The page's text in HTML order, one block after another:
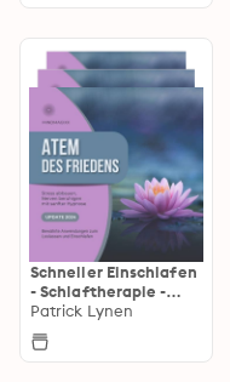
Schneller Einschlafen
- Schlaftherapie -
Bundle 1
Patrick Lynen